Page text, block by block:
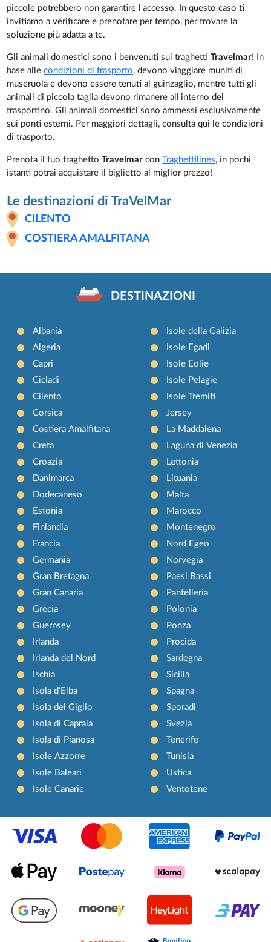
piccole potrebbero non garantire l'accesso. In questo caso ti
invitiamo a verificare e prenotare per tempo, per trovare la
soluzione più adatta a te.
Gli animali domestici sono i benvenuti sui traghettiTravelmar! In
base allecondizioni di trasporto, devono viaggiare muniti di
museruola e devono essere tenuti al guinzaglio, mentre tutti gli
animali di piccola taglia devono rimanere all'interno del
trasportino. Gli animali domestici sono ammessi esclusivamente
sui ponti esterni. Per maggiori dettagli, consulta qui le condizioni
di trasporto.
Prenota il tuo traghettoTravelmarconTraghettilines, in pochi
istanti potrai acquistare il biglietto al miglior prezzo!
Le destinazioni di TraVelMar
CILENTO
COSTIERA AMALFITANA
DESTINAZIONI
Albania
Algeria
Capri
Cicladi
Cilento
Corsica
Costiera Amalfitana
Creta
Croazia
Danimarca
Dodecaneso
Estonia
Finlandia
Francia
Germania
Gran Bretagna
Gran Canaria
Grecia
Guernsey
Irlanda
Irlanda del Nord
Ischia
Isola d'Elba
Isola del Giglio
Isola di Capraia
Isola di Pianosa
Isole Azzorre
Isole Baleari
Isole Canarie
Isole della Galizia
Isole Egadi
Isole Eolie
Isole Pelagie
Isole Tremiti
Jersey
La Maddalena
Laguna di Venezia
Lettonia
Lituania
Malta
Marocco
Montenegro
Nord Egeo
Norvegia
Paesi Bassi
Pantelleria
Polonia
Ponza
Procida
Sardegna
Sicilia
Spagna
Sporadi
Svezia
Tenerife
Tunisia
Ustica
Ventotene